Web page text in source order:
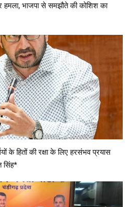
भाजपा से समझौते की कोशिश का
के हितों की रक्षा के लिए हरसंभव प्रयास
सिंह*